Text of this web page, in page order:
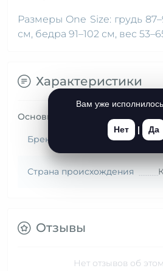
Размеры One Size: грудь
см, бедра 91–102 см, вес
Характеристики
Основные характеристики
Бренд (Страна)
Страна происхождения
Отзывы
Нет отзывов об
Вам уже исполнилось
Нет | Да